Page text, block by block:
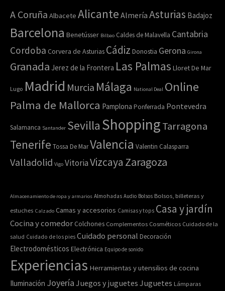
A Coruña Albacete Alicante Almería Asturias Badajoz
Barcelona Benetússer Bilbao Caldes de Malavella Cantabria
Cordoba Corvera de Asturias Cádiz Donostia Gerona Girona
Granada Jerez de la Frontera Las Palmas Lloret De Mar
Lugo Madrid Murcia Málaga National Deal Online
Palma de Mallorca Pamplona Ponferrada Pontevedra
Salamanca Santander Sevilla ShoppingTarragona
Tenerife Tossa De MarValencia Valentin Calasparra
Valladolid Vigo VitoriaVizcaya Zaragoza
Almacenamiento de ropa y armarios Almohadas Audio Bolsos Bolsos, billeteras y
estuches Calzado Camas y accesorios Camisas y tops Casa y jardín
Cocina y comedor Colchones Complementos Cosméticos Cuidado de la
salud Cuidado de los pies Cuidado personal Decoración
Electrodomésticos Electrónica Equipo de sonido
Experiencias Herramientas y utensilios de cocina
Iluminación Joyería Juegos y juguetes Juguetes Lámparas